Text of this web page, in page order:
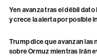
Yen avanza tras el débil dato
y crece la alerta por posible
Trump dice que avanzan las
sobre Ormuz mientras Irán